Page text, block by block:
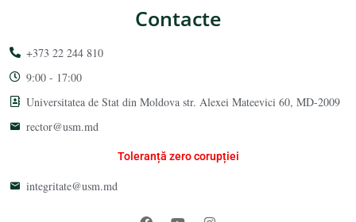
Contacte
+373 22 244 810
9:00 - 17:00
Universitatea de Stat din Moldova str. Alexei Mateevici 60, MD-2009
rector@usm.md
Toleranță zero corupției
integritate@usm.md